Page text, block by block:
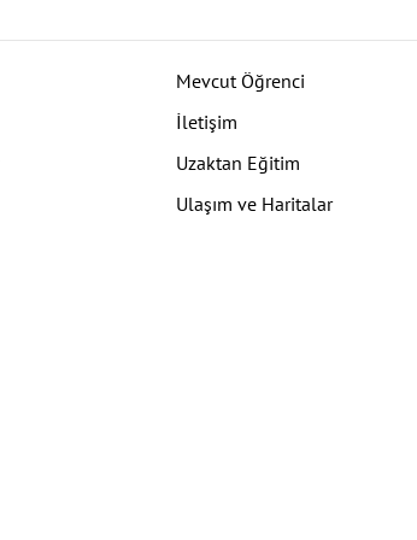
Mevcut Öğrenci
İletişim
Uzaktan Eğitim
Ulaşım ve Haritalar